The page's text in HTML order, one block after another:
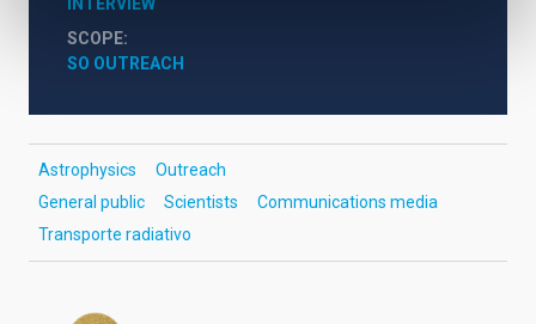
SCOPE
SO OUTREACH
Astrophysics
Outreach
General public
Scientists
Communications media
Transporte radiativo